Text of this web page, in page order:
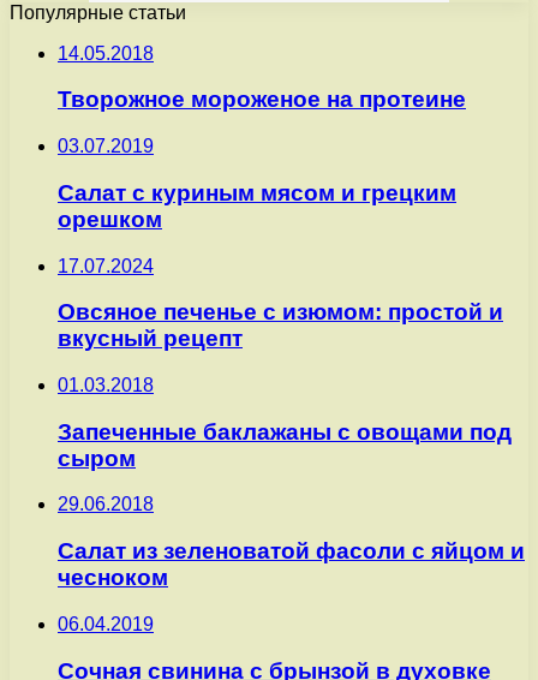
Популярные статьи
14.05.2018
Творожное мороженое на протеине
03.07.2019
Салат с куриным мясом и грецким
орешком
17.07.2024
Овсяное печенье с изюмом: простой и
вкусный рецепт
01.03.2018
Запеченные баклажаны с овощами под
сыром
29.06.2018
Салат из зеленоватой фасоли с яйцом и
чесноком
06.04.2019
Сочная свинина с брынзой в духовке